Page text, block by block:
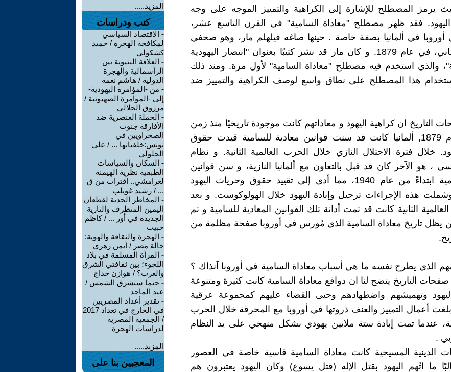
حيث يرمز المصطلح للإشارة إلى الكراهية والتمييز الموجه على وجه
اليهود. فقد ظهر مصطلح "معاداة السامية" في القرن التاسع عشر،
أوروبا في ألمانيا بصفة خاصة . حينها صاغه فيلهلم مار، وهو صحفي
وسياسي ألماني، في عام 1879. و كان مار قد نشر كتيبًا بعنوان "انتصار اليهودية
والذي استخدم فيه مصطلح "معاداة السامية" لأول مرة. ومنذ ذلك
هذا المصطلح على نطاق واسع لوصف الكراهية والتمييز ضد
التاريخ ان كراهية اليهود و معاداتهم كانت موجودة تاريخيًا منذ زمن
بعيد قبل عام 1879, ألمانيا كانت قد سنت قوانين معادية للسامية قيدت حقوق
خلال فترة الاحتلال النازي خلال الحرب العالمية الثانية. و نظام
، هو الآخر كان قد قبل بالتعاون مع ألمانيا النازية، و سن قوانين
معادية للسامية ابتداءً من عام 1940، مما أدى إلى تقييد حقوق وحريات اليهود
هذه الإجراءات ترحيل وإبادة اليهود خلال الهولوكوست. و بعد
الثانية كانت قد تمت أدانة تلك القوانين المعادية للسامية و تم
لكن يظل تاريخ معاداة السامية الذي مُورس في أوروبا صفحة مظلمة من
الذي يطرح نفسه ما هي أسباب معاداة السامية في أوروبا آنذاك ؟
التاريخ يتضح لنا ان دوافع معاداة السامية كانت كثيرة ومتنوعة
وتهميشهم واضطهادهم وحتى القضاء عليهم كمجموعة عرقية
أعمال التمييز والعنف ذروتها في أوروبا مع المحرقة خلال الحرب
عندما تمت إبادة ستة ملايين يهودي بشكل منهجي على يد النظام
.
الدينية المسيحية كانت معاداة السامية قاسية خاصة في العصور
ما اتُهم اليهود بقتل الإله (قتل يسوع) وكان اليهود يعتبرون هم
المزيد.....
كتب ودراسات
- الاقتصاد السياسي
لمكافحة الهجرة / حميد
كشكولي
- العلاقة البنيوية بين
الرأسمالية والهجرة
الدولية / هاشم نعمة
- من -المؤامرة اليهودية-
إلى -المؤامرة الصهيونية /
مرزوق الحلالي
- الحملة العنصرية ضد
الأفارقة جنوب
الصحراويين في
تونس:خلفياتها ... / علي
الجلولي
- السكان والسياسات
الطبقية نظرية الهيمنة
لغرامشي.. اقتراب من ق
... / رشيد غويلب
- المخاطر الجدية لقطعان
اليمين المتطرف والنازية
الجديدة في أور ... / كاظم
حبيب
- الهجرة والثقافة والهوية:
حالة مصر / أيمن زهري
- المرأة المسلمة في بلاد
اللجوء؛ بين ثقافتي الشرق
والغرب؟ / هوازن خداج
- حتما ستشرق الشمس /
عيد الماجد
- تقدير أعداد المصريين
في الخارج في تعداد 2017
/ الجمعية المصرية
لدراسات الهجرة
المزيد.....
المعجبين بنا على